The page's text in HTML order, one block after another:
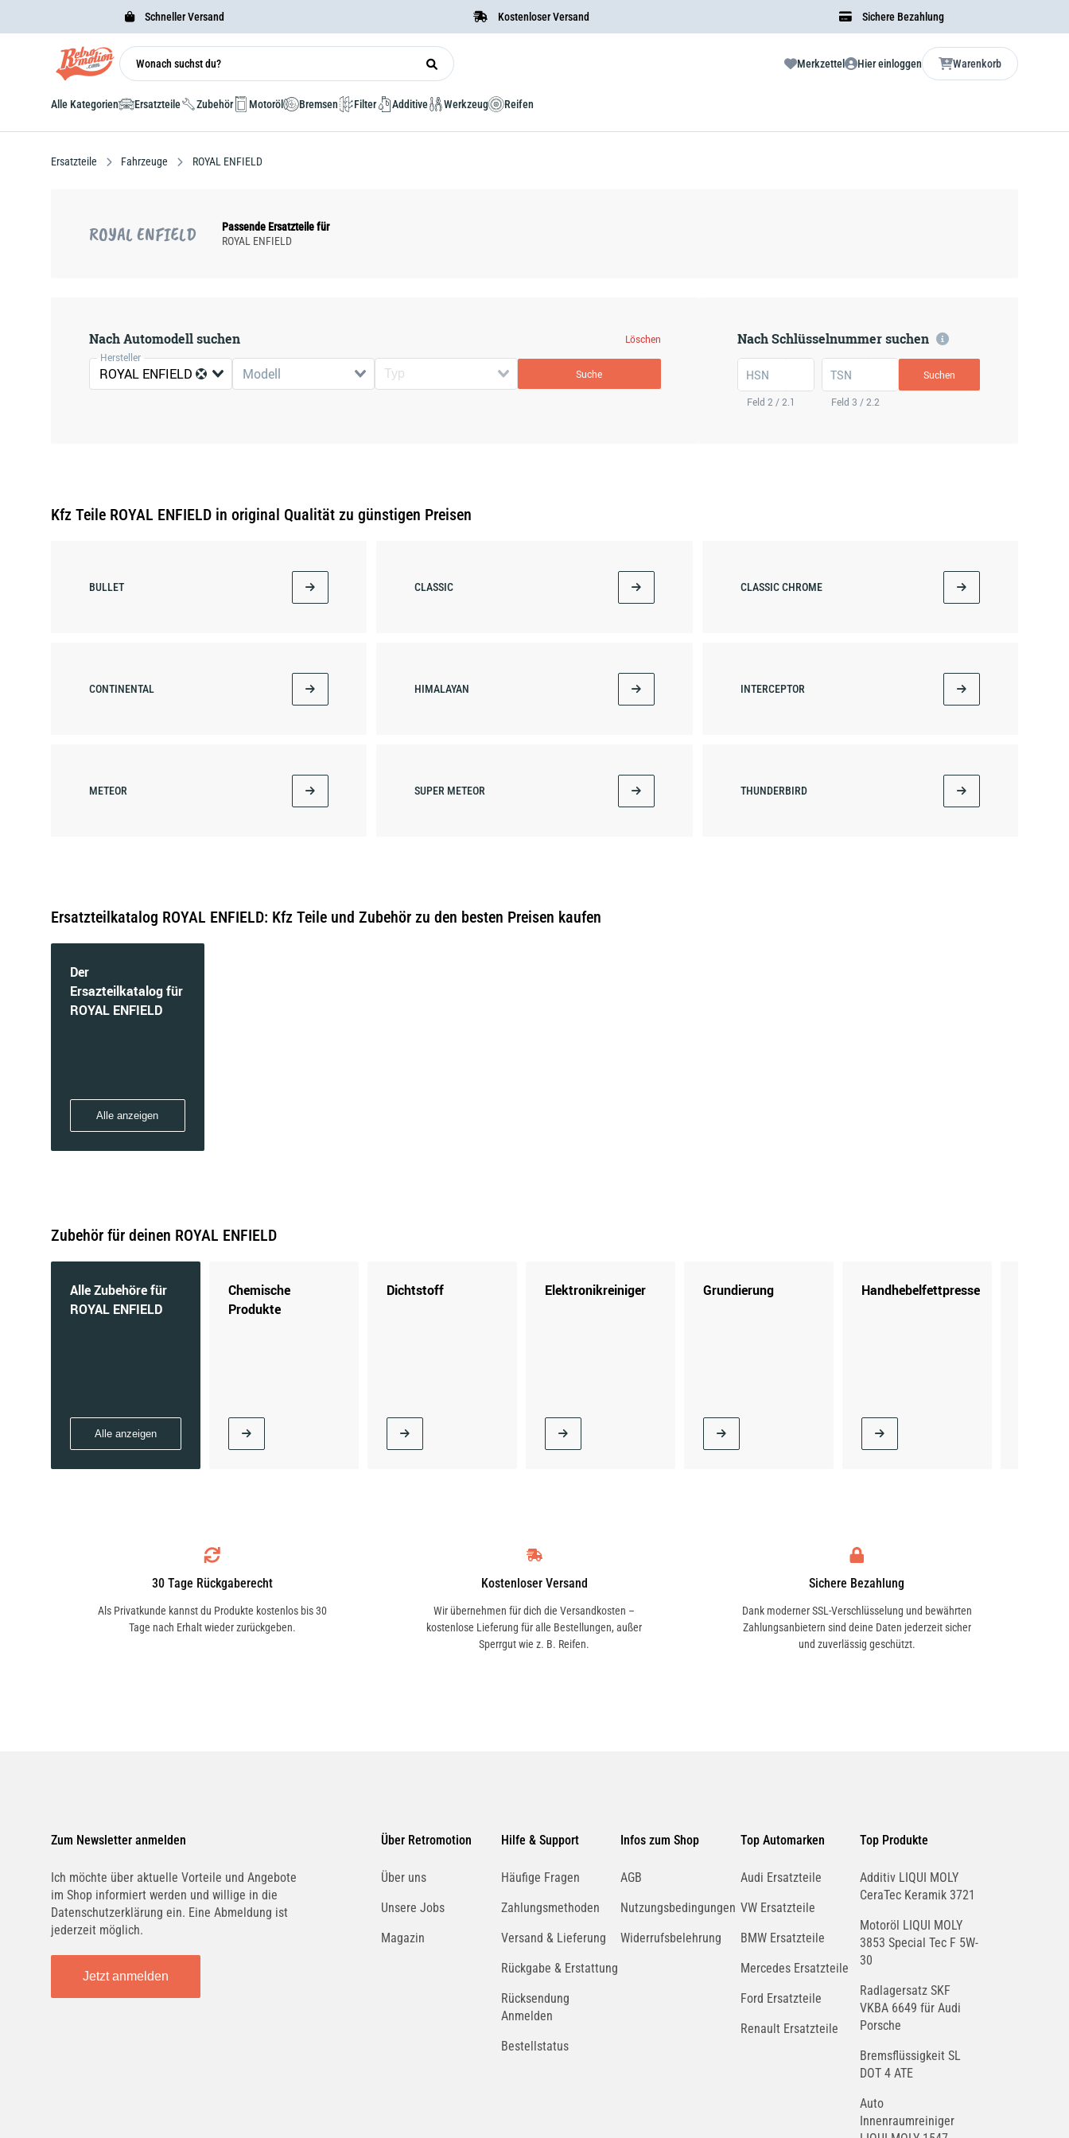
Schneller Versand Kostenloser Versand Sichere Bezahlung
Merkzettel Hier einloggen Warenkorb
Alle Kategorien Ersatzteile Zubehör Motoröl Bremsen Filter Additive Werkzeug Reifen
Ersatzteile Fahrzeuge ROYAL ENFIELD
ROYAL ENFIELD
Passende Ersatzteile für
ROYAL ENFIELD
Nach Automodell suchen
Löschen
Hersteller
ROYAL ENFIELD Modell Suche
Nach Schlüsselnummer suchen
HSN
Feld 2 / 2.1
TSN
Feld 3 / 2.2
Suchen
Kfz Teile ROYAL ENFIELD in original Qualität zu günstigen Preisen
BULLET CLASSIC CLASSIC CHROME
CONTINENTAL HIMALAYAN INTERCEPTOR
METEOR SUPER METEOR THUNDERBIRD
Ersatzteilkatalog ROYAL ENFIELD: Kfz Teile und Zubehör zu den besten Preisen kaufen
Der
Ersazteilkatalog für
ROYAL ENFIELD
Alle anzeigen
Zubehör für deinen ROYAL ENFIELD
Alle Zubehöre für
ROYAL ENFIELD
Alle anzeigen
Chemische
Produkte
Dichtstoff Elektronikreiniger Grundierung Handhebelfettpresse
30 Tage Rückgaberecht
Als Privatkunde kannst du Produkte kostenlos bis 30
Tage nach Erhalt wieder zurückgeben.
Kostenloser Versand
Wir übernehmen für dich die Versandkosten –
kostenlose Lieferung für alle Bestellungen, außer
Sperrgut wie z. B. Reifen.
Sichere Bezahlung
Dank moderner SSL-Verschlüsselung und bewährten
Zahlungsanbietern sind deine Daten jederzeit sicher
und zuverlässig geschützt.
Zum Newsletter anmelden
Ich möchte über aktuelle Vorteile und Angebote
im Shop informiert werden und willige in die
Datenschutzerklärung ein. Eine Abmeldung ist
jederzeit möglich.
Jetzt anmelden
Über Retromotion
Über uns
Unsere Jobs
Magazin
Hilfe & Support
Häufige Fragen
Zahlungsmethoden
Versand & Lieferung
Rückgabe & Erstattung
Rücksendung
Anmelden
Bestellstatus
Infos zum Shop
AGB
Nutzungsbedingungen
Widerrufsbelehrung
Top Automarken
Audi Ersatzteile
VW Ersatzteile
BMW Ersatzteile
Mercedes Ersatzteile
Ford Ersatzteile
Renault Ersatzteile
Top Produkte
Additiv LIQUI MOLY
CeraTec Keramik 3721
Motoröl LIQUI MOLY
3853 Special Tec F 5W-
30
Radlagersatz SKF
VKBA 6649 für Audi
Porsche
Bremsflüssigkeit SL
DOT 4 ATE
Auto
Innenraumreiniger